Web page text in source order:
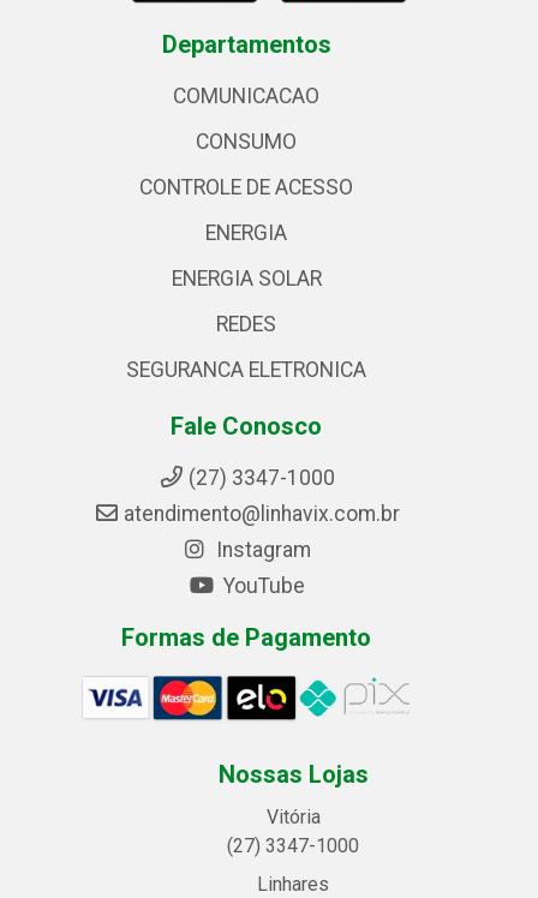
Departamentos
COMUNICACAO
CONSUMO
CONTROLE DE ACESSO
ENERGIA
ENERGIA SOLAR
REDES
SEGURANCA ELETRONICA
Fale Conosco
(27) 3347-1000
atendimento@linhavix.com.br
Instagram
YouTube
Formas de Pagamento
Nossas Lojas
Vitória
(27) 3347-1000
Linhares